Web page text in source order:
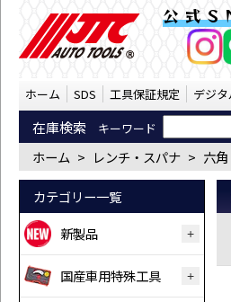
レンチ・スパナ
公式
ホーム SDS 工具保証規定 デジ
在庫検索 キーワード
ホーム > レンチ・スパナ > 六角
カテゴリー一覧
新製品
国産車用特殊工具
AI商品
オンライ